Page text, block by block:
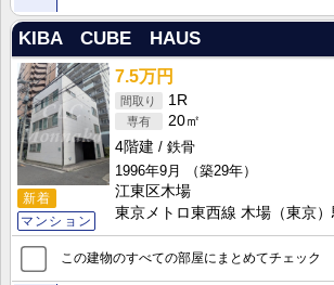
KIBA CUBE HAUS
新着
マンション
7.5万円
1R
20㎡
4階建
鉄骨
1996年9月
（築29年）
江東区木場
東京メトロ東西線 木場（東京
この建物のすべての部屋にまとめてチェック